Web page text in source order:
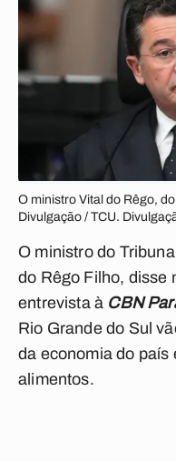
O ministro Vital do Rêgo,
Divulgação / TCU.
O ministro do
do Rêgo Filho, disse
entrevista à CBN
Rio Grande do Sul
da economia do país
alimentos.